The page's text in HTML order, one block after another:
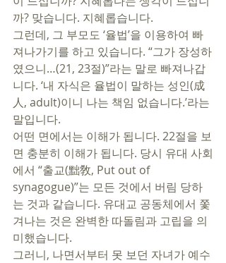
까? 맞습니다. 지혜롭습니다.
그런데, 그 부모도 ‘율법’을 이용하여 빠
져나가기를 하고 있습니다. “그가 장성하
였으니…(21, 23절)”라는 말로 빠져나갑
니다. ‘내 자식은 율법이 말하는 성인(成
人, adult)이니 나는 책임 없습니다.’라는
말입니다.
어떤 면에서는 이해가 됩니다. 22절을 보
면 충분히 이해가 됩니다. 당시 유대 사회
에서 “출교(黜敎, Put out of
synagogue)”는 모든 것에서 버림 당하
는 것과 같습니다. 유대교 공동체에서 쫓
겨나는 것은 완벽한 따돌림과 고립을 의
미했습니다.
그러니, 나면서부터 못 보던 자녀가 예수